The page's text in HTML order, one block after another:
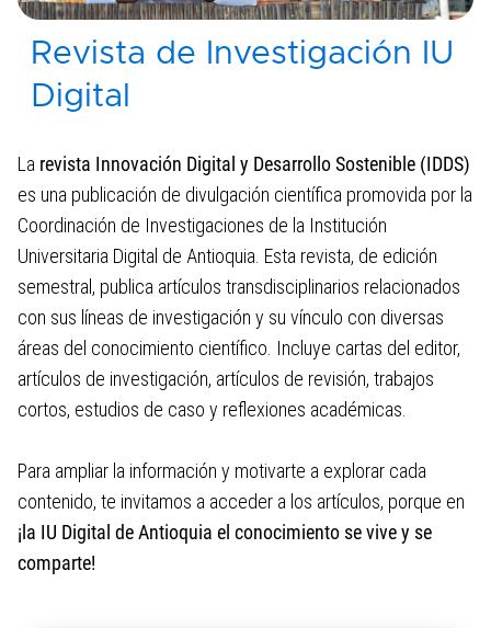
Semillero de Investigación
Revista de Investigación
Eventos de Investigación
Experiencia Investigativa
Modalidad de Investigación – Trabajo
de Grado
Convocatorias y Financiación
Inscripciones a los Semilleros de
Investigación 2026
Internacionalización
Convocatorias internas
Revista de Investigación IU
Digital
La revista Innovación Digital y Desarrollo Sostenible (IDDS)
es una publicación de divulgación científica promovida por la
Coordinación de Investigaciones de la Institución
Universitaria Digital de Antioquia. Esta revista, de edición
semestral, publica artículos transdisciplinarios relacionados
con sus líneas de investigación y su vínculo con diversas
áreas del conocimiento científico. Incluye cartas del editor,
artículos de investigación, artículos de revisión, trabajos
cortos, estudios de caso y reflexiones académicas.
Para ampliar la información y motivarte a explorar cada
contenido, te invitamos a acceder a los artículos, porque en
¡la IU Digital de Antioquia el conocimiento se vive y se
comparte!